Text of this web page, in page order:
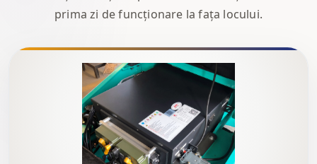
prima zi de funcționare la fața locului.